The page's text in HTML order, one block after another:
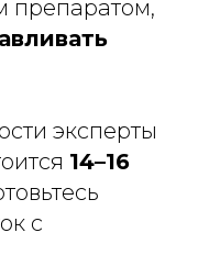
препаратом,
эксперты
14–16
с